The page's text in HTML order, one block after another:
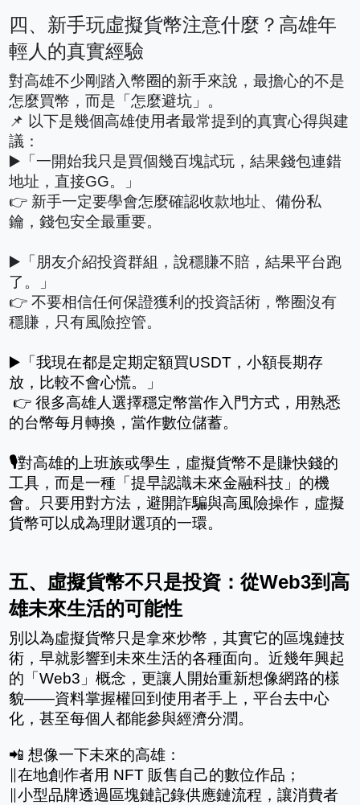
四、新手玩虛擬貨幣注意什麼？高雄年
輕人的真實經驗
對高雄不少剛踏入幣圈的新手來說，最擔心的不是
怎麼買幣，而是「怎麼避坑」。
📌 以下是幾個高雄使用者最常提到的真實心得與建
議：
▶️「一開始我只是買個幾百塊試玩，結果錢包連錯
地址，直接GG。」
👉 新手一定要學會怎麼確認收款地址、備份私
鑰，錢包安全最重要。
▶️「朋友介紹投資群組，說穩賺不賠，結果平台跑
了。」
👉 不要相信任何保證獲利的投資話術，幣圈沒有
穩賺，只有風險控管。
▶️「我現在都是定期定額買USDT，小額長期存
放，比較不會心慌。」
的台幣每月轉換，當作數位儲蓄。
🎙️對高雄的上班族或學生，虛擬貨幣不是賺快錢的
工具，而是一種「提早認識未來金融科技」的機
會。只要用對方法，避開詐騙與高風險操作，虛擬
貨幣可以成為理財選項的一環。
五、虛擬貨幣不只是投資：從Web3到高
雄未來生活的可能性
別以為虛擬貨幣只是拿來炒幣，其實它的區塊鏈技
術，早就影響到未來生活的各種面向。近幾年興起
的「Web3」概念，更讓人開始重新想像網路的樣
貌——資料掌握權回到使用者手上，平台去中心
化，甚至每個人都能參與經濟分潤。
📲 想像一下未來的高雄：
∥在地創作者用 NFT 販售自己的數位作品；
∥小型品牌透過區塊鏈記錄供應鏈流程，讓消費者